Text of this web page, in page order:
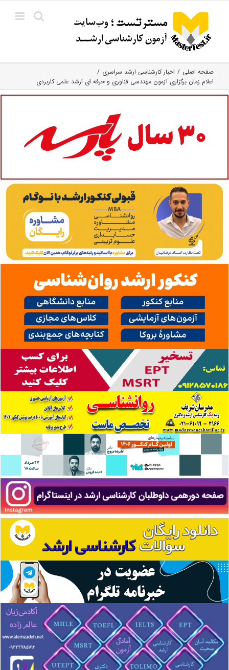
content
صفحه اصلی
اخبار کارشناسی ارشد سراسری
اعلام زمان برگزاری آزمون مهندسی فناوری و حرفه ای ارشد علمی کاربردی